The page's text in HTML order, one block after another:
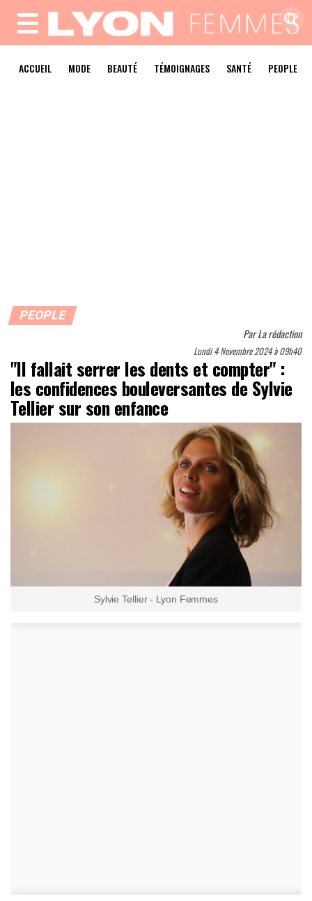
MENU
ACCUEIL MODE BEAUTÉ TÉMOIGNAGES SANTÉ PEOPLE
PEOPLE
ParLa rédaction
Lundi 4 Novembre 2024 à 09h40
"Il fallait serrer les dents et compter" :
les confidences bouleversantes de Sylvie
Tellier sur son enfance
Sylvie Tellier - Lyon Femmes